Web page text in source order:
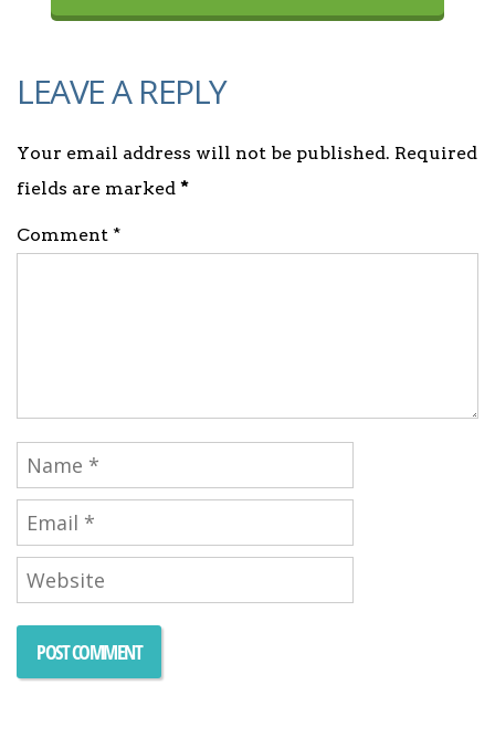
LEAVE A REPLY
Your email address will not be published. Required
fields are marked *
Comment *